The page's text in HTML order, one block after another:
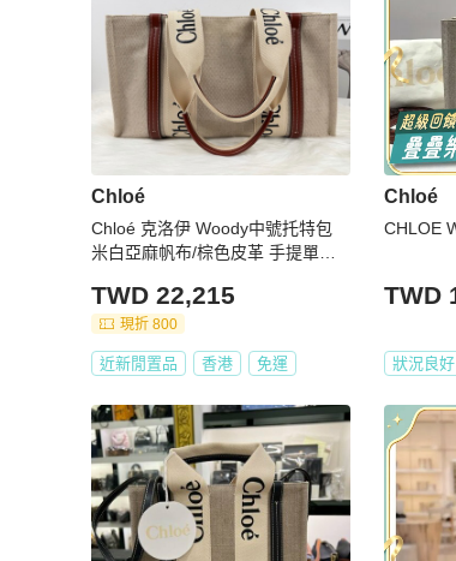
Chloé
Chloé 克洛伊 Woody中號托特包
米白亞麻帆布/棕色皮革 手提單肩
TWD 22,215
現折 800
近新閒置品 香港 免運
Chloé
CHLOE
TWD
狀況良好